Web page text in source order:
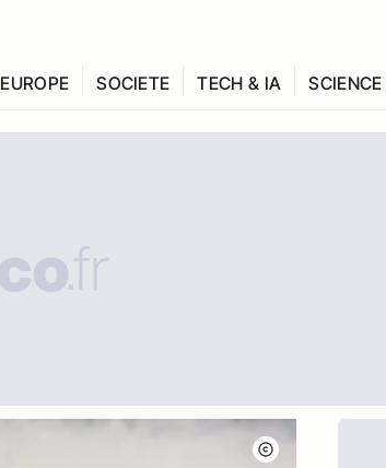
EUROPE SOCIETE TECH & IA SCIENCE